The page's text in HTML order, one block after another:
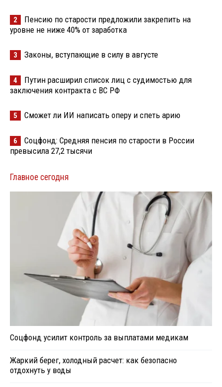
2
Пенсию по старости предложили закрепить на
уровне не ниже 40% от заработка
3 Законы, вступающие в силу в августе
4
Путин расширил список лиц с судимостью для
заключения контракта с ВС РФ
5 Сможет ли ИИ написать оперу и спеть арию
6
Соцфонд: Средняя пенсия по старости в России
превысила 27,2 тысячи
Главное сегодня
Соцфонд усилит контроль за выплатами медикам
Жаркий берег, холодный расчет: как безопасно
отдохнуть у воды